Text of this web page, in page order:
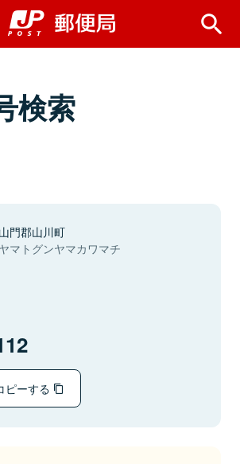
検索
山門郡山川町
ヤマトグンヤマカワマチ
ピーする